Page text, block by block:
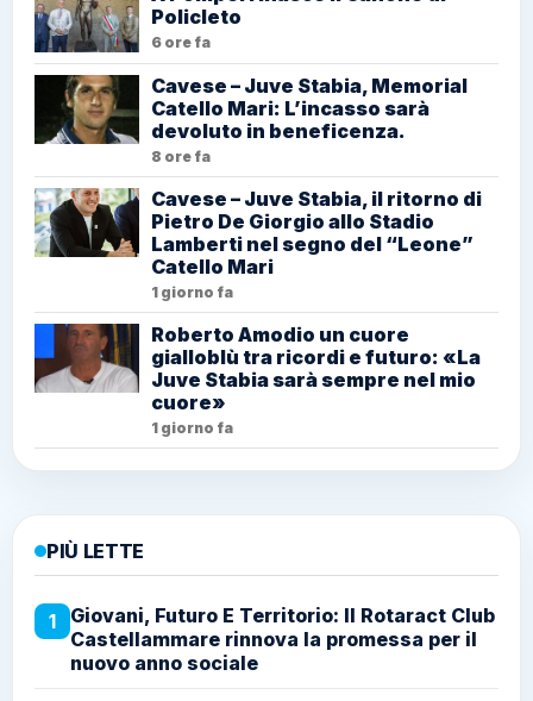
Policleto
6 ore fa
Cavese – Juve Stabia, Memorial
Catello Mari: L’incasso sarà
devoluto in beneficenza.
8 ore fa
Cavese – Juve Stabia, il ritorno di
Pietro De Giorgio allo Stadio
Lamberti nel segno del “Leone”
Catello Mari
1 giorno fa
Roberto Amodio un cuore
gialloblù tra ricordi e futuro: «La
Juve Stabia sarà sempre nel mio
cuore»
1 giorno fa
PIÙ LETTE
1
Giovani, Futuro E Territorio: Il Rotaract Club
Castellammare rinnova la promessa per il
nuovo anno sociale